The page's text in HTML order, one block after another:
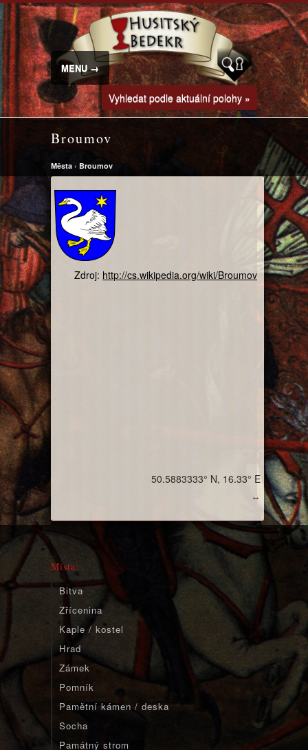
MENU →
Vyhledat podle aktuální polohy »
Broumov
Města › Broumov
Zdroj: http://cs.wikipedia.org/wiki/Broumov
↔
50.5883333° N, 16.33° E
Místa:
Bitva
Zřícenina
Kaple / kostel
Hrad
Zámek
Pomník
Pamětní kámen / deska
Socha
Památný strom